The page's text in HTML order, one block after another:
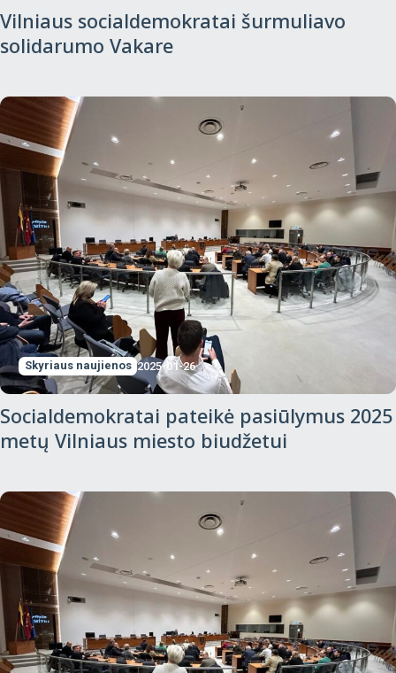
Vilniaus socialdemokratai šurmuliavo
solidarumo Vakare
Skyriaus naujienos 2025-01-26
Socialdemokratai pateikė pasiūlymus 2025
metų Vilniaus miesto biudžetui